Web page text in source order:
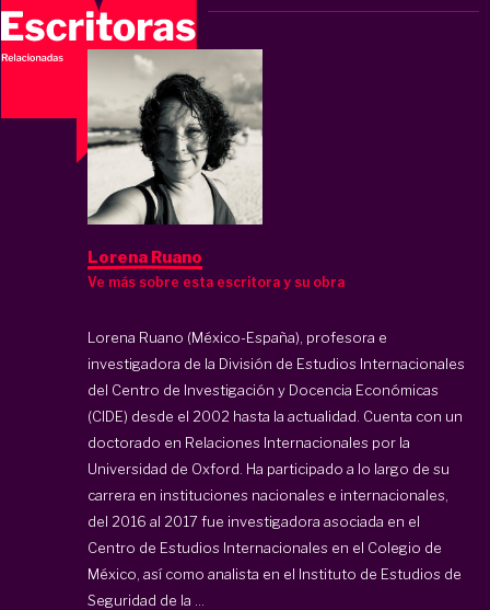
Lorena Ruano
Ve más sobre esta escritora y su obra
Lorena Ruano (México-España), profesora e
investigadora de la División de Estudios Internacionales
del Centro de Investigación y Docencia Económicas
(CIDE) desde el 2002 hasta la actualidad. Cuenta con un
doctorado en Relaciones Internacionales por la
Universidad de Oxford. Ha participado a lo largo de su
carrera en instituciones nacionales e internacionales,
del 2016 al 2017 fue investigadora asociada en el
Centro de Estudios Internacionales en el Colegio de
México, así como analista en el Instituto de Estudios de
Seguridad de la ...